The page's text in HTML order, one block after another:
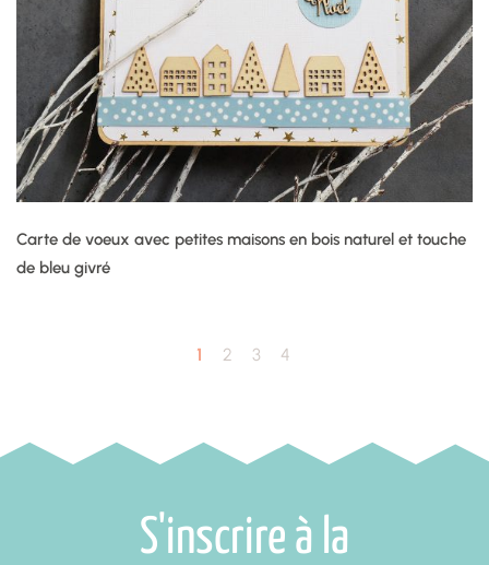
Carte de voeux avec petites maisons en bois naturel et touche
de bleu givré
1 2 3 4
S'inscrire à la